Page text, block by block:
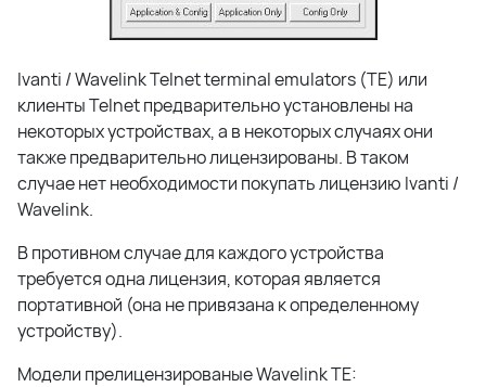
Ivanti / Wavelink Telnet terminal emulators (TE) или
клиенты Telnet предварительно установлены на
некоторых устройствах, а в некоторых случаях они
также предварительно лицензированы. В таком
случае нет необходимости покупать лицензию Ivanti /
Wavelink.
В противном случае для каждого устройства
требуется одна лицензия, которая является
портативной (она не привязана к определенному
устройству).
Модели прелицензированые Wavelink TE: